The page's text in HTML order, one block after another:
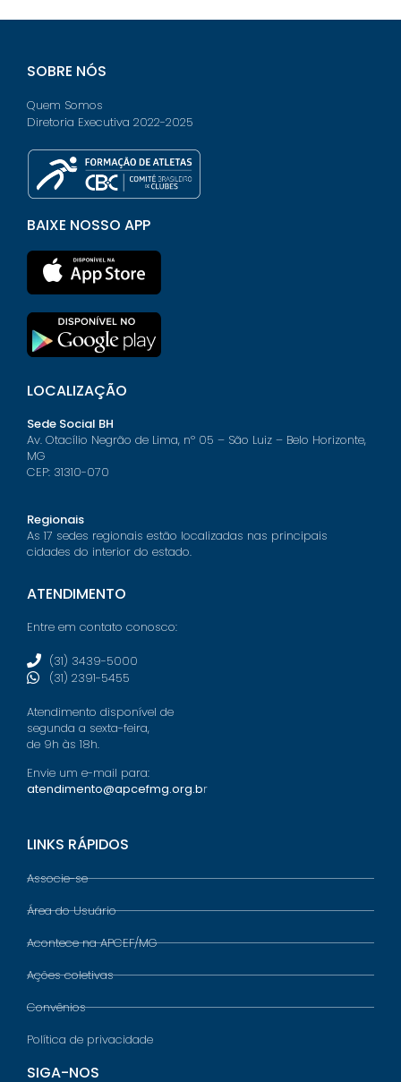
SOBRE NÓS
Quem Somos
Diretoria Executiva 2022-2025
BAIXE NOSSO APP
LOCALIZAÇÃO
Sede Social BH
Av. Otacílio Negrão de Lima, nº 05 – São Luiz – Belo Horizonte,
MG
CEP: 31310-070
Regionais
As 17 sedes regionais estão localizadas nas principais
cidades do interior do estado.
ATENDIMENTO
Entre em contato conosco:
(31) 3439-5000
(31) 2391-5455
Atendimento disponível de
segunda a sexta-feira,
de 9h às 18h.
Envie um e-mail para:
atendimento@apcefmg.org.br
LINKS RÁPIDOS
Associe-se
Área do Usuário
Acontece na APCEF/MG
Ações coletivas
Convênios
Política de privacidade
SIGA-NOS